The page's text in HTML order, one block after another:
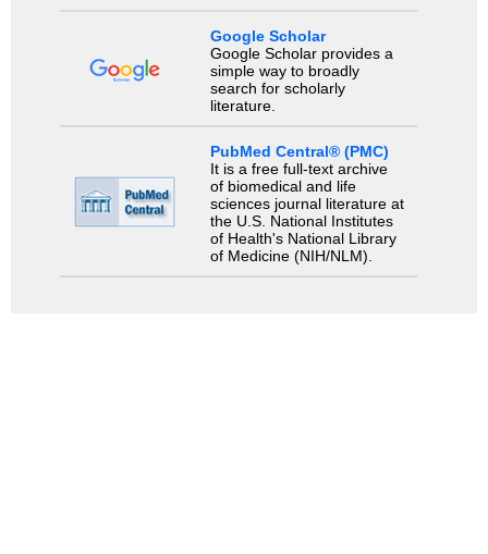
Google Scholar
Google Scholar provides a
simple way to broadly
search for scholarly
literature.
PubMed Central® (PMC)
It is a free full-text archive
of biomedical and life
sciences journal literature at
the U.S. National Institutes
of Health's National Library
of Medicine (NIH/NLM).